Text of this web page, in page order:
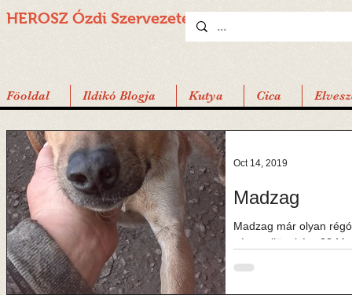
HEROSZ Ózdi Szervezete
Föoldal Ildikó Blogja Kutya Cica
Madzag
Madzag már olyan
végre eljönni érte??
Oct 14, 2019